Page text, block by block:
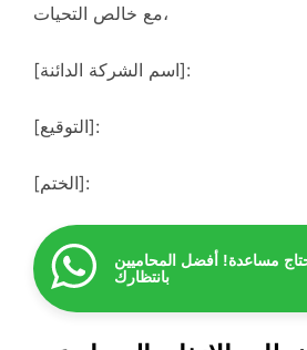
مع خالص التحيات،
[اسم الشركة الدائنة]:
[التوقيع]:
[الختم]:
مساعدة! أفضل المحاميين
بانتظارك